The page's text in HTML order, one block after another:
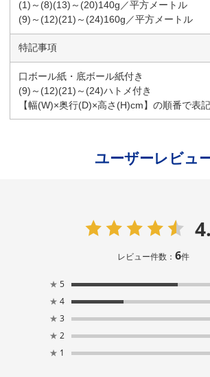
(1)～(8)(13)～(20)140g／平方メートル
(9)～(12)(21)～(24)160g／平方メートル
特記事項
口ボール紙・底ボール紙付き
(9)～(12)(21)～(24)ハトメ付き
【幅(W)×奥行(D)×高さ(H)cm】の順番で表
ユーザーレビュ
レビュー件数：6件
★ 5
★ 4
★ 3
★ 2
★ 1